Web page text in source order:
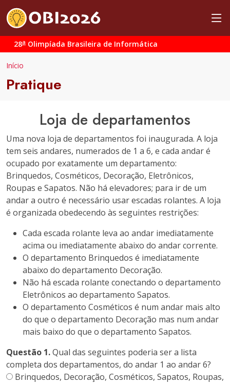
28a Olimpíada Brasileira de Informática
Início
Pratique
Loja de departamentos
Uma nova loja de departamentos foi inaugurada. A loja
tem seis andares, numerados de 1 a 6, e cada andar é
ocupado por exatamente um departamento:
Brinquedos, Cosméticos, Decoração, Eletrônicos,
Roupas e Sapatos. Não há elevadores; para ir de um
andar a outro é necessário usar escadas rolantes. A loja
é organizada obedecendo às seguintes restrições:
Cada escada rolante leva ao andar imediatamente
acima ou imediatamente abaixo do andar corrente.
O departamento Brinquedos é imediatamente
abaixo do departamento Decoração.
Não há escada rolante conectando o departamento
Eletrônicos ao departamento Sapatos.
O departamento Cosméticos é num andar mais alto
do que o departamento Decoração mas num andar
mais baixo do que o departamento Sapatos.
Questão 1.Qual das seguintes poderia ser a lista
completa dos departamentos, do andar 1 ao andar 6?
Brinquedos, Decoração, Cosméticos, Sapatos, Roupas,